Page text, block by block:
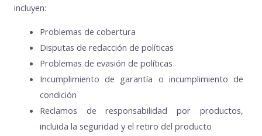
incluyen:
Problemas de cobertura
Disputas de redacción de políticas
Problemas de evasión de políticas
Incumplimiento de garantía o incumplimiento de
condición
Reclamos de responsabilidad por productos,
incluida la seguridad y el retiro del producto